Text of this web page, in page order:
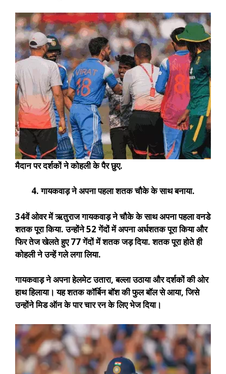
मैदान पर दर्शकों ने कोहली के पैर छुए.
4. गायकवाड़ ने अपना पहला शतक चौके के साथ बनाया.
34वें ओवर में ऋतुराज गायकवाड़ ने चौके के साथ अपना पहला वनडे
शतक पूरा किया. उन्होंने 52 गेंदों में अपना अर्धशतक पूरा किया और
फिर तेज खेलते हुए 77 गेंदों में शतक जड़ दिया. शतक पूरा होते ही
कोहली ने उन्हें गले लगा लिया.
गायकवाड़ ने अपना हेलमेट उतारा, बल्ला उठाया और दर्शकों की ओर
हाथ हिलाया। यह शतक कॉर्बिन बॉश की फुल बॉल से आया, जिसे
उन्होंने मिड ऑन के पार चार रन के लिए भेज दिया।